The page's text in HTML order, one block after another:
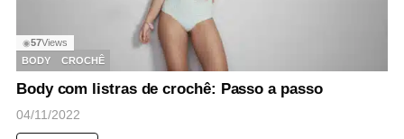
◉57Views
BODY
CROCHÊ
Body com listras de crochê: Passo a passo
04/11/2022